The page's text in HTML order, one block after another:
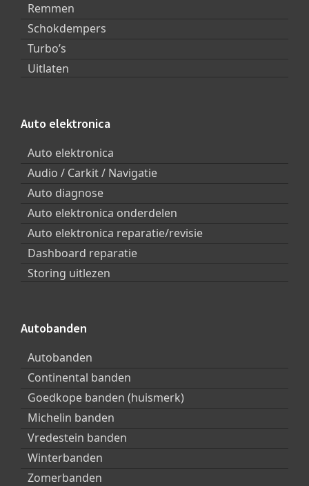
Remmen
Schokdempers
Turbo’s
Uitlaten
Auto elektronica
Auto elektronica
Audio / Carkit / Navigatie
Auto diagnose
Auto elektronica onderdelen
Auto elektronica reparatie/revisie
Dashboard reparatie
Storing uitlezen
Autobanden
Autobanden
Continental banden
Goedkope banden (huismerk)
Michelin banden
Vredestein banden
Winterbanden
Zomerbanden